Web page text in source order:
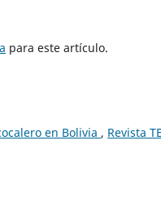
para este artículo.
en Bolivia , Revista